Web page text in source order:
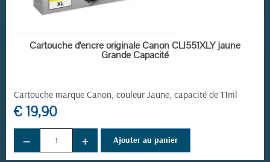
EN STOCK
Cartouche d'encre originale Canon CLI551XLY jaune
Grande Capacité
Cartouche marque Canon, couleur Jaune, capacité de 11ml
€ 19,90
− + Ajouter au panier